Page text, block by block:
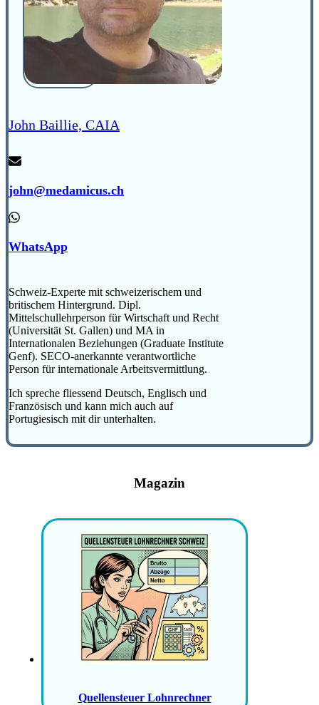
John Baillie, CAIA
john@medamicus.ch
WhatsApp
Schweiz-Experte mit schweizerischem und
britischem Hintergrund. Dipl.
Mittelschullehrperson für Wirtschaft und Recht
(Universität St. Gallen) und MA in
Internationalen Beziehungen (Graduate Institute
Genf). SECO-anerkannte verantwortliche
Person für internationale Arbeitsvermittlung.
Ich spreche fliessend Deutsch, Englisch und
Französisch und kann mich auch auf
Portugiesisch mit dir unterhalten.
Magazin
Quellensteuer Lohnrechner